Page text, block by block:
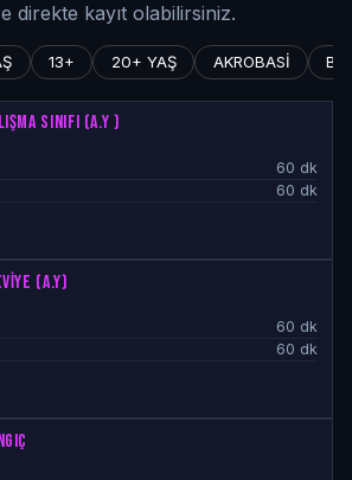
direkte kayıt olabilirsiniz.
13+ 20+ YAŞ AKROBASİ
SINIFI (A.Y )
60 dk
60 dk
(A.Y)
60 dk
60 dk